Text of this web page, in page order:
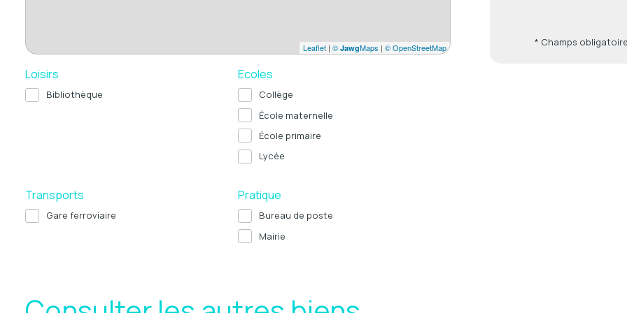
Leaflet | © JawgMaps | © OpenStreetMap
Loisirs
Bibliothèque
Ecoles
Collège
École maternelle
École primaire
Lycée
Transports
Gare ferroviaire
Pratique
Bureau de poste
Mairie
* Champs